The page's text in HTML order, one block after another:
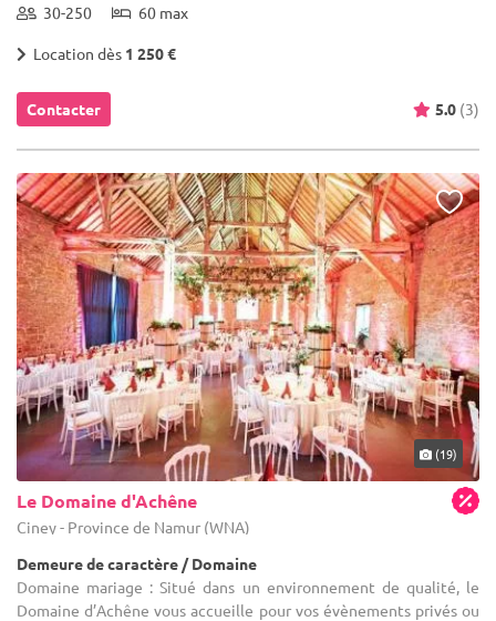
30-250 60 max
Location dès 1 250 €
Contacter 5.0 (3)
(19)
Le Domaine d'Achêne
Ciney - Province de Namur (WNA)
Demeure de caractère / Domaine
Domaine mariage : Situé dans un environnement de qualité, le
Domaine d’Achêne vous accueille pour vos évènements privés ou